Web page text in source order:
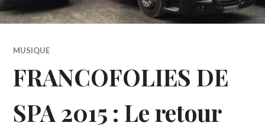
MUSIQUE
FRANCOFOLIES DE
SPA 2015 : Le retour